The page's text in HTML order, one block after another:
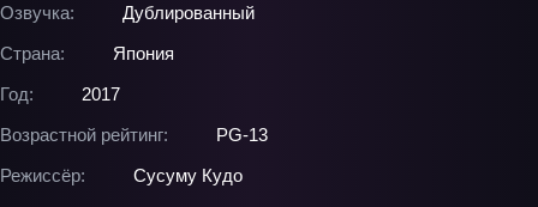
Озвучка:
Дублированный
Страна:
Япония
Год:
2017
Возрастной рейтинг:
PG-13
Режиссёр:
Сусуму Кудо